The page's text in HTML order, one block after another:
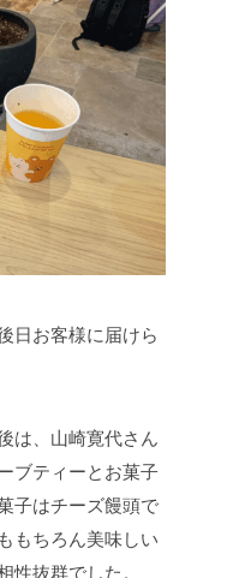
日お客様に届けら
は、山崎寛代さん
ブティーとお菓子
子はチーズ饅頭で
もちろん美味しい
性抜群でした。